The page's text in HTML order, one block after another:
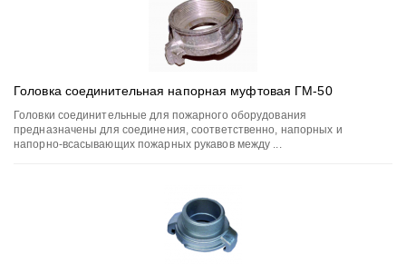
Головка соединительная напорная муфтовая ГМ-50
Головки соединительные для пожарного оборудования
предназначены для соединения, соответственно, напорных и
напорно-всасывающих пожарных рукавов между ...